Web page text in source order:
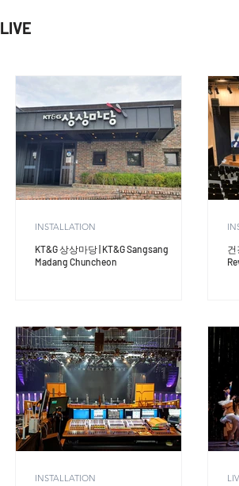
LIVE
KT&G 상상마당 | KT&G Sangsang
Madang Chuncheon
INSTALLATION
건
INSTALLATION